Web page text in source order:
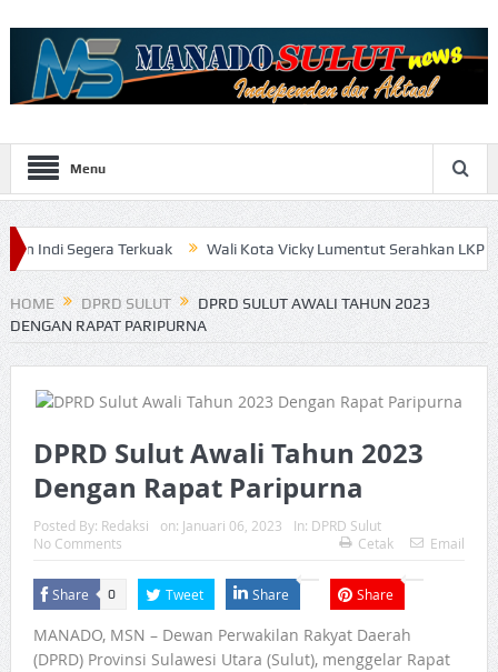
Menu
Terkuak Wali Kota Vicky Lumentut Serahkan LKPD 2019
HOME DPRD SULUT
DPRD SULUT AWALI TAHUN 2023
DENGAN RAPAT PARIPURNA
DPRD Sulut Awali Tahun 2023
Dengan Rapat Paripurna
Posted By: Redaksi on: Januari 06, 2023 In: DPRD Sulut
No Comments
Cetak Email
Share 0 Tweet Share Share
MANADO, MSN – Dewan Perwakilan Rakyat Daerah
(DPRD) Provinsi Sulawesi Utara (Sulut), menggelar Rapat